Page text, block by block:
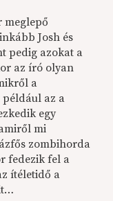
meglepő
Josh és
pedig azokat a
az író olyan
a
az a
egy
mi
zombihorda
fedezik fel a
ítéletidő a